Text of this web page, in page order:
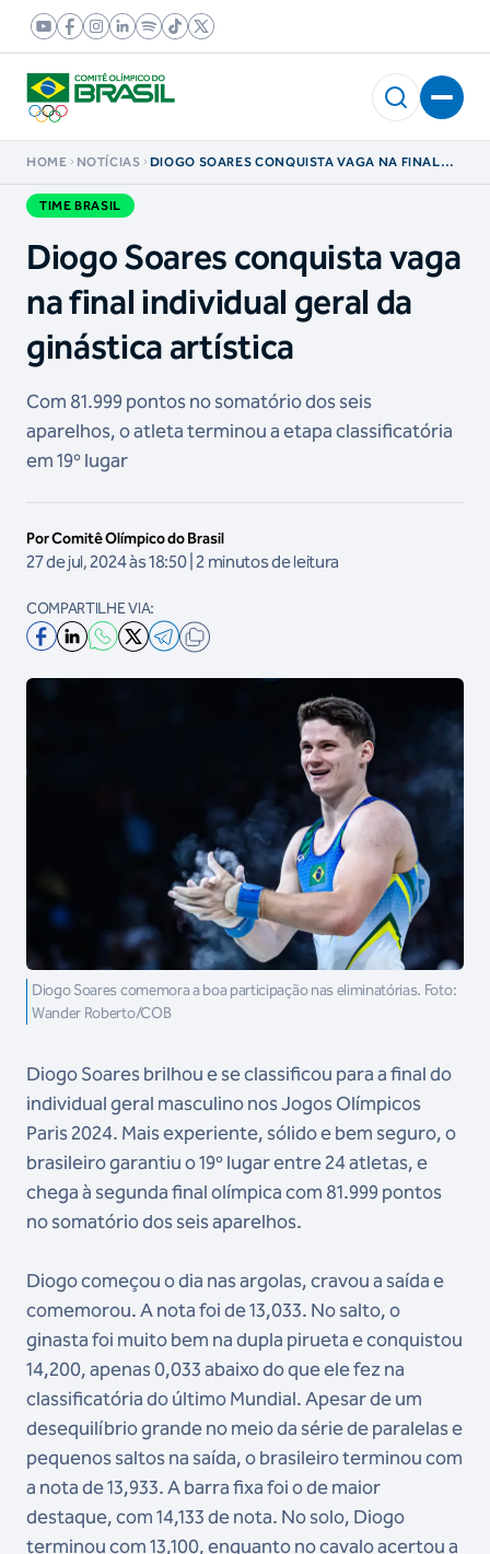
HOME NOTÍCIAS
DIOGO SOARES CONQUISTA VAGA NA FINAL
TIME BRASIL
Diogo Soares conquista vaga
na final individual geral da
ginástica artística
Com 81.999 pontos no somatório dos seis
aparelhos, o atleta terminou a etapa classificatória
em 19º lugar
Por Comitê Olímpico do Brasil
27 de jul, 2024 às 18:50 | 2 minutos de leitura
COMPARTILHE VIA:
Diogo Soares comemora a boa participação nas eliminatórias. Foto:
Wander Roberto/COB
Diogo Soares brilhou e se classificou para a final do
individual geral masculino nos Jogos Olímpicos
Paris 2024. Mais experiente, sólido e bem seguro, o
brasileiro garantiu o 19º lugar entre 24 atletas, e
chega à segunda final olímpica com 81.999 pontos
no somatório dos seis aparelhos.
Diogo começou o dia nas argolas, cravou a saída e
comemorou. A nota foi de 13,033. No salto, o
ginasta foi muito bem na dupla pirueta e conquistou
14,200, apenas 0,033 abaixo do que ele fez na
classificatória do último Mundial. Apesar de um
desequilíbrio grande no meio da série de paralelas e
pequenos saltos na saída, o brasileiro terminou com
a nota de 13,933. A barra fixa foi o de maior
destaque, com 14,133 de nota. No solo, Diogo
terminou com 13,100, enquanto no cavalo acertou a